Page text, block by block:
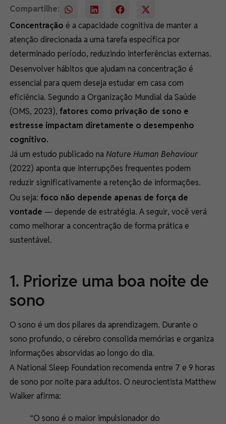
Compartilhe:
Concentração é a capacidade cognitiva de manter a
atenção direcionada a uma tarefa específica por
determinado período, reduzindo interferências externas.
Desenvolver hábitos que ajudam na concentração é
essencial para quem deseja estudar em casa com
eficiência. Segundo a Organização Mundial da Saúde
(OMS, 2023), fatores como privação de sono e
estresse impactam diretamente o desempenho
cognitivo.
Já um estudo publicado naNature Human Behaviour
(2022) aponta que interrupções frequentes podem
reduzir significativamente a retenção de informações.
Ou seja: foco não depende apenas de força de
vontade — depende de estratégia. A seguir, você verá
como melhorar a concentração de forma prática e
sustentável.
1. Priorize uma boa noite de
sono
O sono é um dos pilares da aprendizagem. Durante o
sono profundo, o cérebro consolida memórias e organiza
informações absorvidas ao longo do dia.
A National Sleep Foundation recomenda entre 7 e 9 horas
de sono por noite para adultos. O neurocientista Matthew
Walker afirma:
“O sono é o maior impulsionador do